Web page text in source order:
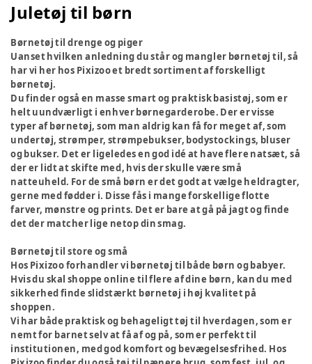
Juletøj til børn
Børnetøj til drenge og piger
Uanset hvilken anledning du står og mangler børnetøj til, så
har vi her hos Pixizoo et bredt sortiment af forskelligt
børnetøj.
Du finder også en masse smart og praktisk basistøj, som er
helt uundværligt i enhver børnegarderobe. Der er visse
typer af børnetøj, som man aldrig kan få for meget af, som
undertøj, strømper, strømpebukser, bodystockings, bluser
og bukser. Det er ligeledes en god idé at have flere natsæt, så
der er lidt at skifte med, hvis der skulle være små
natteuheld. For de små børn er det godt at vælge heldragter,
gerne med fødder i. Disse fås i mange forskellige flotte
farver, mønstre og prints. Det er bare at gå på jagt og finde
det der matcher lige netop din smag.
Børnetøj til store og små
Hos Pixizoo forhandler vi børnetøj til både børn og babyer.
Hvis du skal shoppe online til flere af dine børn, kan du med
sikkerhed finde slidstærkt børnetøj i høj kvalitet på
shoppen.
Vi har både praktisk og behageligt tøj til hverdagen, som er
nemt for barnet selv at få af og på, som er perfekt til
institutionen, med god komfort og bevægelsesfrihed. Hos